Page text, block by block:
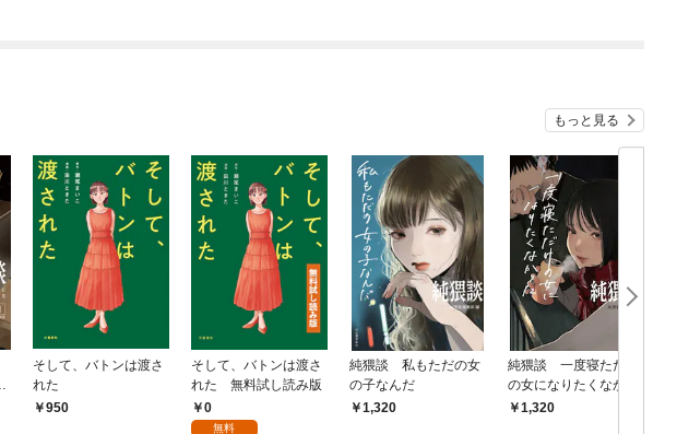
もっと見る
そして、バトンは渡さ
れた
950
そして、バトンは渡さ
れた 無料試し読み版
0
無料
純猥談 私もただの女
の子なんだ
1,320
純猥談 一度寝ただけ
の女になりたくなかっ
た1,320